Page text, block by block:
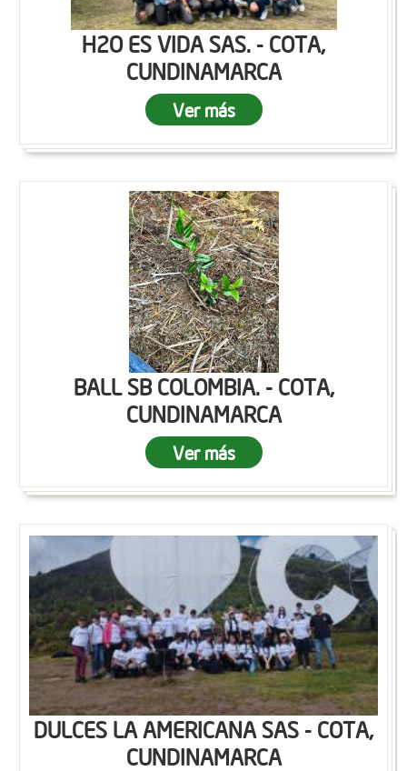
H2O ES VIDA SAS. - COTA,
CUNDINAMARCA
Ver más
BALL SB COLOMBIA. - COTA,
CUNDINAMARCA
Ver más
DULCES LA AMERICANA SAS - COTA,
CUNDINAMARCA